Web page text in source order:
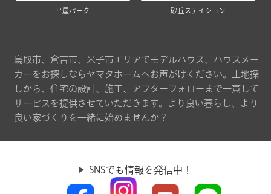
平屋パーク 砂丘ステイション
鳥取市、倉吉市、米子市エリアでモデルハウス、ハウスメー
カーをお探しならヤマタホームへお声がけください。土地探
しから、住宅の設計、施工、アフターフォローまで一貫して
サービスを提供させていただきます。より良い暮らし、より
良い家づくりを一緒に始めませんか？
SNSでも情報を発信中！